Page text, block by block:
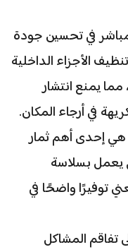
في تحسين جودة
الأجزاء الداخلية
مما يمنع انتشار
في أرجاء المكان.
هي إحدى أهم ثمار
يعمل بسلاسة
توفيرًا واضحًا في
تفاقم المشاكل